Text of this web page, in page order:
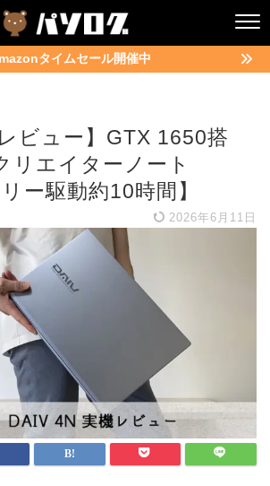
タイムセール開催中
ビュー】GTX 1650搭
リエイターノート
ー駆動約10時間】
2026年6月11日